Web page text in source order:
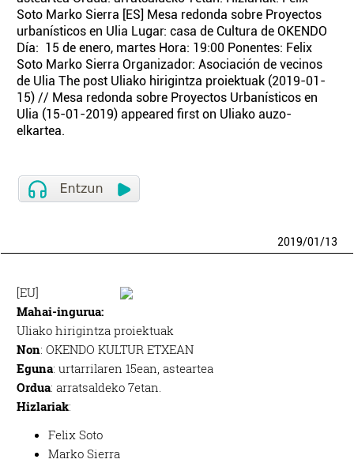
Soto Marko Sierra [ES] Mesa redonda sobre Proyectos
urbanísticos en Ulia Lugar: casa de Cultura de OKENDO
Día: 15 de enero, martes Hora: 19:00 Ponentes: Felix
Soto Marko Sierra Organizador: Asociación de vecinos
de Ulia The post Uliako hirigintza proiektuak (2019-01-
15) // Mesa redonda sobre Proyectos Urbanísticos en
Ulia (15-01-2019) appeared first on Uliako auzo-
elkartea.
2019/01/13
[EU]
Mahai-ingurua:
Uliako hirigintza proiektuak
Non: OKENDO KULTUR ETXEAN
Eguna: urtarrilaren 15ean, asteartea
Ordua: arratsaldeko 7etan.
Hizlariak:
Felix Soto
Marko Sierra